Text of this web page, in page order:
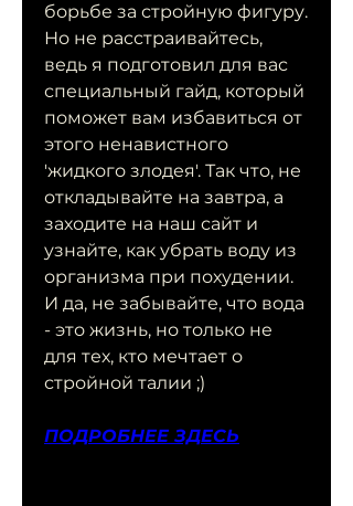
борьбе за стройную фигуру.
Но не расстраивайтесь,
ведь я подготовил для вас
специальный гайд, который
поможет вам избавиться от
этого ненавистного
'жидкого злодея'. Так что, не
откладывайте на завтра, а
заходите на наш сайт и
узнайте, как убрать воду из
организма при похудении.
И да, не забывайте, что вода
- это жизнь, но только не
для тех, кто мечтает о
стройной талии ;)
ПОДРОБНЕЕ ЗДЕСЬ